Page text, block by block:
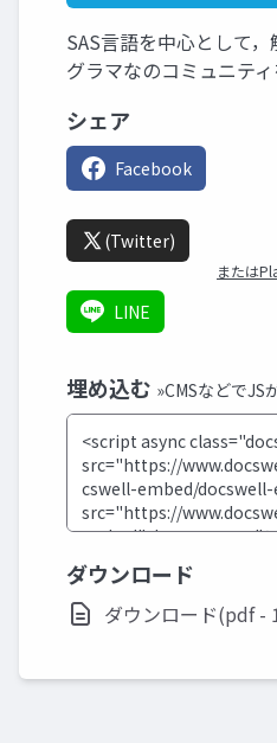
SAS言語を中心として
グラマなのコミュニテ
シェア
Facebook
(Twitter)
または
LINE
埋め込む »CMSなどでJS
ダウンロード
ダウンロード(pdf -